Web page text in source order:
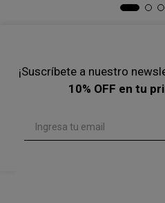
¡Suscríbete a nuestro
10% OFF en tu